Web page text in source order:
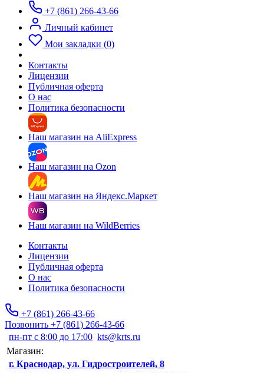
+7 (861) 266-43-66
Личный кабинет
Мои закладки (0)
Контакты
Лицензии
Публичная оферта
О нас
Политика безопасности
Наш магазин на AliExpress
Наш магазин на Ozon
Наш магазин на Яндекс.Маркет
Наш магазин на WildBerries
Контакты
Лицензии
Публичная оферта
О нас
Политика безопасности
+7 (861) 266-43-66
Позвонить +7 (861) 266-43-66
пн-пт с 8:00 до 17:00 kts@krts.ru
Магазин:
г. Краснодар, ул. Гидростроителей, 8